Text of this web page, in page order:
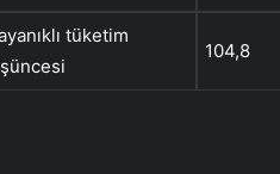
tüketim
104,8